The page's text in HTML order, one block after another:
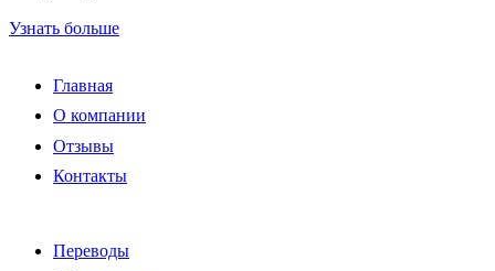
Узнать больше
Главная
О компании
Отзывы
Контакты
Переводы